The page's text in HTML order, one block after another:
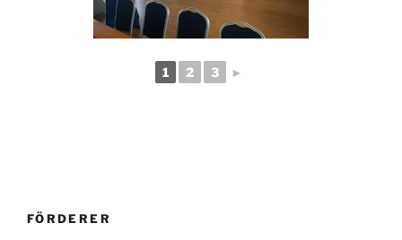
1 2 3 ►
FÖRDERER